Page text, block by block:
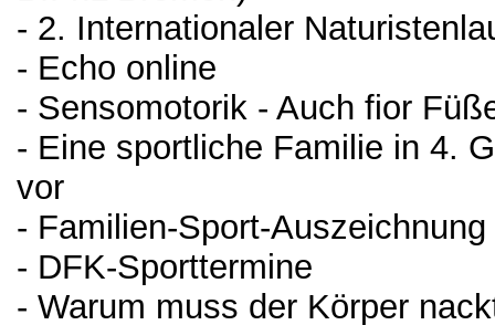
- 2. Internationaler
- Echo online
- Sensomotorik - Auch fior
- Eine sportliche Familie in 4.
vor
- Familien-Sport-
- DFK-Sporttermine
- Warum muss der Körper